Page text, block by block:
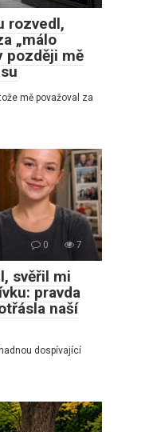
rozvedl,
„málo
později mě
mě považoval za
0 7
svěřil mi
pravda
naší
dospívající